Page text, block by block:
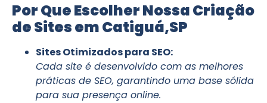
Por Que Escolher Nossa Criação
de Sites em Catiguá,SP
Sites Otimizados para SEO:
Cada site é desenvolvido com as melhores
práticas de SEO, garantindo uma base sólida
para sua presença online.